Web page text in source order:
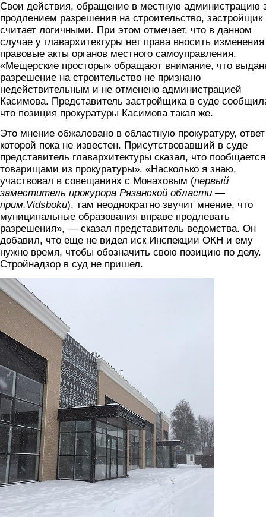
Свои действия, обращение в местную администрацию
продлением разрешения на строительство, застройщик
считает логичными. При этом отмечает, что в данном
случае у главархитектуры нет права вносить
правовые акты органов местного самоуправления.
«Мещерские просторы» обращают внимание, что
разрешение на строительство не признано
недействительным и не отменено администрацией
Касимова. Представитель застройщика в суде
что позиция прокуратуры Касимова такая же.
Это мнение обжаловано в областную прокуратуру, ответ
которой пока не известен. Присутствовавший в суде
представитель главархитектуры сказал, что
товарищами из прокуратуры». «Насколько я знаю,
участвовал в совещаниях с Монаховым (первый
заместитель прокурора Рязанской области —
прим.Vidsboku), там неоднократно звучит мнение, что
муниципальные образования вправе продлевать
разрешения», — сказал представитель ведомства. Он
добавил, что еще не видел иск Инспекции ОКН и ему
нужно время, чтобы обозначить свою позицию по делу.
Стройнадзор в суд не пришел.
tc3.jpg